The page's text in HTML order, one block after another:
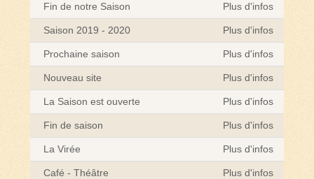
Fin de notre Saison Plus d'infos
Saison 2019 - 2020 Plus d'infos
Prochaine saison Plus d'infos
Nouveau site Plus d'infos
La Saison est ouverte Plus d'infos
Fin de saison Plus d'infos
La Virée Plus d'infos
Café - Théâtre Plus d'infos